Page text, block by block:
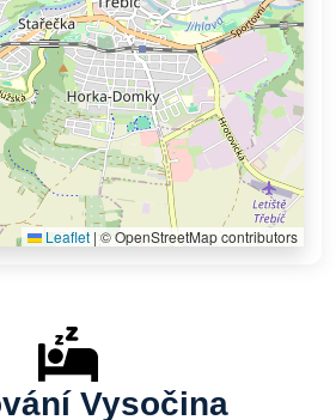
Leaflet |© OpenStreetMap contributors
Vysočina